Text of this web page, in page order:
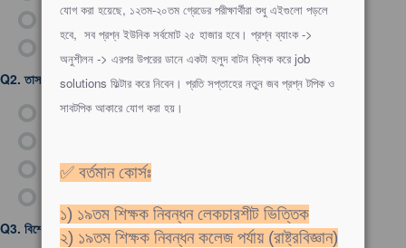
হরমুজ
জিব্রাল্টার
Q2. তাসমান সাগর ও প্রশান্ত মহাসগরকে যুক্ত করেছে কোন প্রণালি?
কুক
পক
Q3. বিশ্বের কোন প্রণালী প্রশান্ত মহাসাগরকে ভারত মহাসাগরের সাথে যুক্ত করে?
যোগ করা হয়েছে, ১২তম-২০তম গ্রেডের পরীক্ষার্থীরা শুধু এইগুলো পড়লে
হবে, সব প্রশ্ন ইউনিক সর্বমোট ২৫ হাজার হবে। প্রশ্ন ব্যাংক ->
অনুশীলন -> এরপর উপরের ডানে একটা হলুদ বাটন ক্লিক করে job
solutions ফিল্টার করে নিবেন। প্রতি সপ্তাহের নতুন জব প্রশ্ন টপিক ও
সাবটপিক আকারে যোগ করা হয়।
✅ বর্তমান কোর্সঃ
১) ১৯তম শিক্ষক নিবন্ধন লেকচারশীট ভিত্তিক
২) ১৯তম শিক্ষক নিবন্ধন কলেজ পর্যায় (রাষ্ট্রবিজ্ঞান)